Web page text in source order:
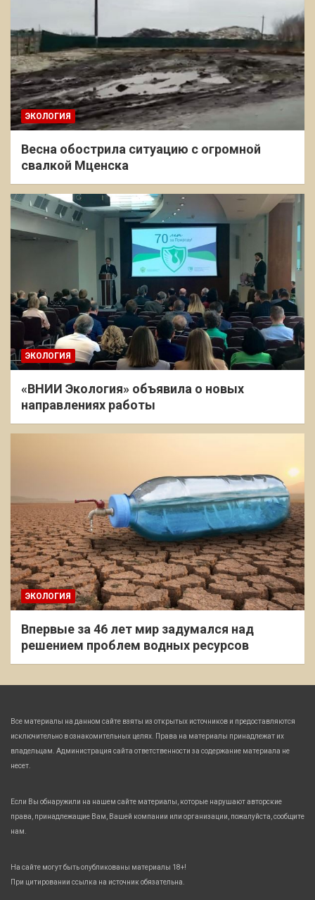
ЭКОЛОГИЯ
Весна обострила ситуацию с огромной
свалкой Мценска
ЭКОЛОГИЯ
«ВНИИ Экология» объявила о новых
направлениях работы
ЭКОЛОГИЯ
Впервые за 46 лет мир задумался над
решением проблем водных ресурсов
Все материалы на данном сайте взяты из открытых источников и предоставляются
исключительно в ознакомительных целях. Права на материалы принадлежат их
владельцам. Администрация сайта ответственности за содержание материала не
несет.
Если Вы обнаружили на нашем сайте материалы, которые нарушают авторские
права, принадлежащие Вам, Вашей компании или организации, пожалуйста, сообщите
нам.
На сайте могут быть опубликованы материалы 18+!
При цитировании ссылка на источник обязательна.